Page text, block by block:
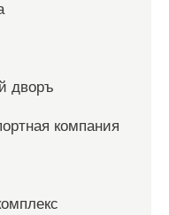
дворъ
компания